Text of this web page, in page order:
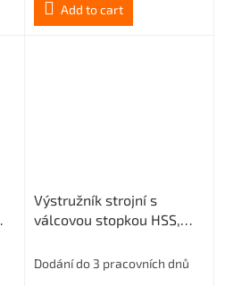
Add to cart
Výstružník strojní s
válcovou stopkou HSS,
Dodání do 3 pracovních dnů